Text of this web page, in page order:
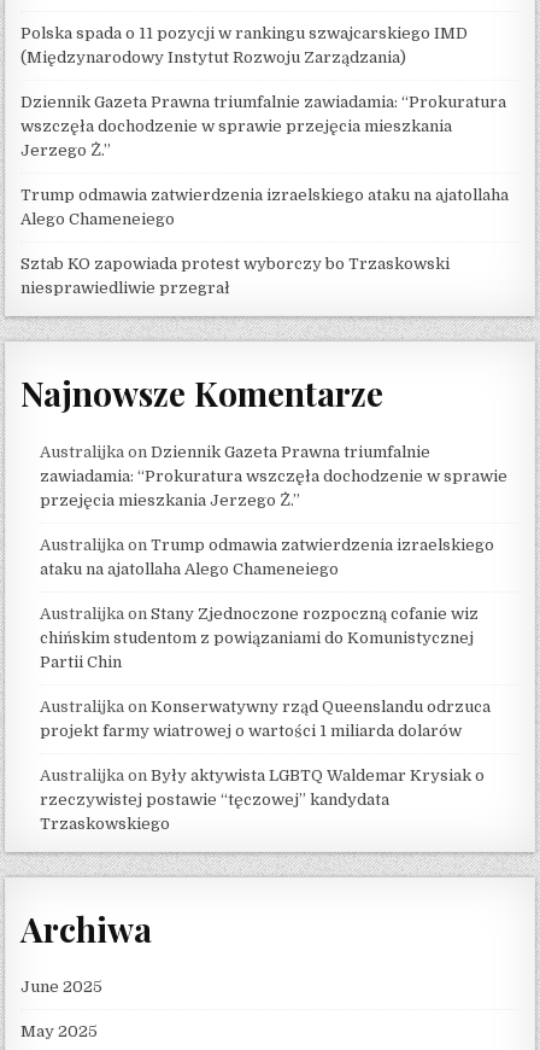
Polska spada o 11 pozycji w rankingu szwajcarskiego IMD
(Międzynarodowy Instytut Rozwoju Zarządzania)
Dziennik Gazeta Prawna triumfalnie zawiadamia: “Prokuratura
wszczęła dochodzenie w sprawie przejęcia mieszkania
Jerzego Ż.”
Trump odmawia zatwierdzenia izraelskiego ataku na ajatollaha
Alego Chameneiego
Sztab KO zapowiada protest wyborczy bo Trzaskowski
niesprawiedliwie przegrał
Najnowsze Komentarze
Australijka onDziennik Gazeta Prawna triumfalnie
zawiadamia: “Prokuratura wszczęła dochodzenie w sprawie
przejęcia mieszkania Jerzego Ż.”
Australijka onTrump odmawia zatwierdzenia izraelskiego
ataku na ajatollaha Alego Chameneiego
Australijka onStany Zjednoczone rozpoczną cofanie wiz
chińskim studentom z powiązaniami do Komunistycznej
Partii Chin
Australijka onKonserwatywny rząd Queenslandu odrzuca
projekt farmy wiatrowej o wartości 1 miliarda dolarów
Australijka onByły aktywista LGBTQ Waldemar Krysiak o
rzeczywistej postawie “tęczowej” kandydata
Trzaskowskiego
Archiwa
June 2025
May 2025